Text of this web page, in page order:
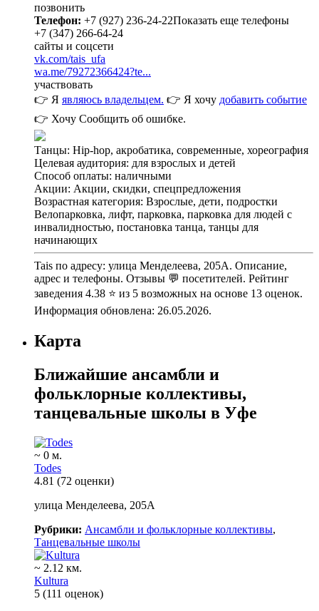
позвонить
Телефон: +7 (927) 236-24-22Показать еще телефоны
+7 (347) 266-64-24
сайты и соцсети
vk.com/tais_ufa
wa.me/79272366424?te...
участвовать
👉 Я являюсь владельцем. 👉 Я хочу добавить событие
👉 Хочу Сообщить об ошибке.
Танцы: Hip-hop, акробатика, современные, хореография
Целевая аудитория: для взрослых и детей
Способ оплаты: наличными
Акции: Акции, скидки, спецпредложения
Возрастная категория: Взрослые, дети, подростки
Велопарковка, лифт, парковка, парковка для людей с
инвалидностью, постановка танца, танцы для
начинающих
Tais по адресу: улица Менделеева, 205А. Описание,
адрес и телефоны. Отзывы 💬 посетителей. Рейтинг
заведения 4.38 ⭐ из 5 возможных на основе 13 оценок.
Информация обновлена: 26.05.2026.
Карта
Ближайшие ансамбли и
фольклорные коллективы,
танцевальные школы в Уфе
~ 0 м.
Todes
4.81 (72 оценки)
улица Менделеева, 205А
Рубрики: Ансамбли и фольклорные коллективы,
Танцевальные школы
~ 2.12 км.
Kultura
5 (111 оценок)